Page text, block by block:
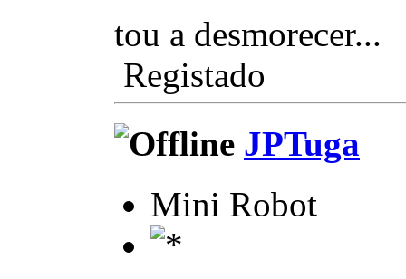
tou a desmorecer...
Registado
JPTuga
Mini Robot